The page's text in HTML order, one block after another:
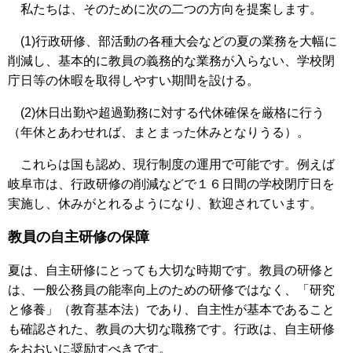
私たちは、そのために次の二つの方向を提案します。
(1)行政研修、部活動の各種大会などの夏の業務を大幅に
削減し、基本的に教員の義務的な業務が入らない、学校閉
庁日等の休暇を取得しやすい期間を設ける。
(2)休日出勤や超過勤務に対する代休確保を厳格に行う
（年休とあわせれば、まとまった休みとなりうる）。
これらは国も認め、現行制度の運用で可能です。例えば
岐阜市は、行政研修の削減などで１６日間の学校閉庁日を
実施し、休みがとれるようになり、歓迎されています。
教員の自主研修の保障
夏は、自主研修にとっても大切な時期です。教員の研修と
は、一般公務員の能率向上のための研修ではなく、「研究
と修養」（教育基本法）であり、自主性が基本であること
も確認された、教員の大切な職務です。行政は、自主研修
をおおいに奨励すべきです。